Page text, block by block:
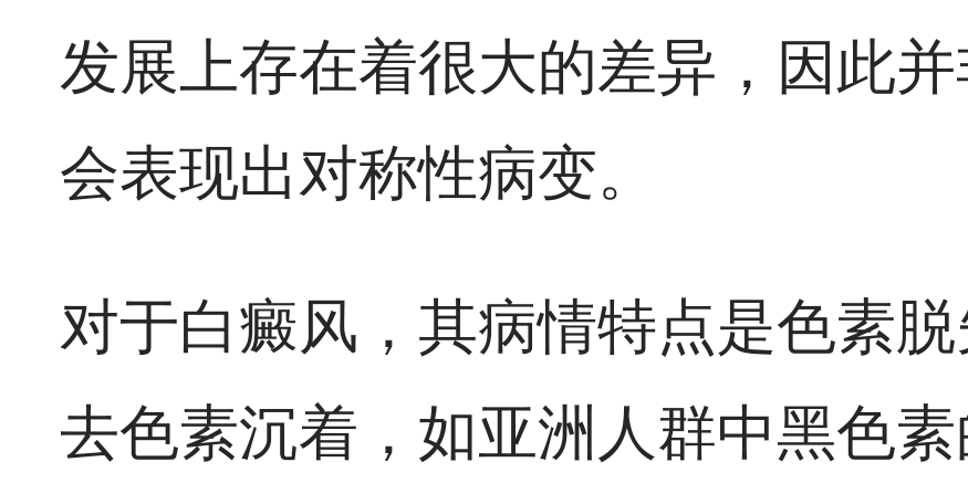
发展上存在着很大的差异，因此
会表现出对称性病变。
对于白癜风，其病情特点是色素
去色素沉着，如亚洲人群中黑色